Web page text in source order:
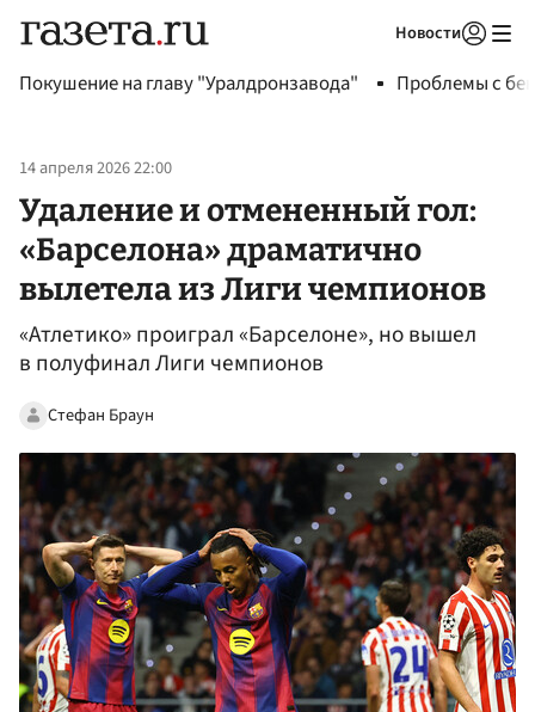
Новости
Покушение на главу "Уралдронзавода" Проблемы с
14 апреля 2026 22:00
Удаление и отмененный гол:
«Барселона» драматично
вылетела из Лиги чемпионов
«Атлетико» проиграл «Барселоне», но вышел
в полуфинал Лиги чемпионов
Стефан Браун